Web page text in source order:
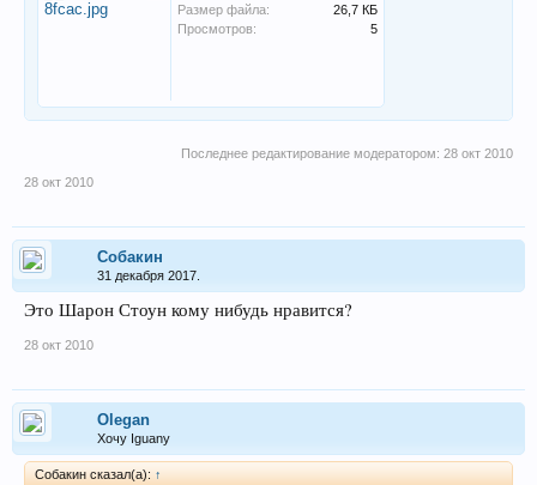
Размер файла:
26,7 КБ
Просмотров:
5
Последнее редактирование модератором: 28 окт 2010
28 окт 2010
Собакин
31 декабря 2017.
Это Шарон Стоун кому нибудь нравится?
28 окт 2010
Olegan
Хочу Iguanу
Собакин сказал(а): ↑